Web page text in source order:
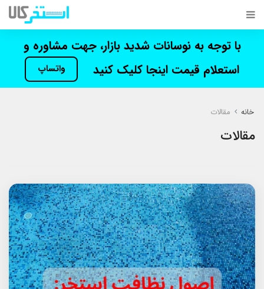
با توجه به نوسانات شدید بازار، جهت مشاوره و
استعلام قیمت اینجا کلیک کنید
واتساپ
خانه مقالات
مقالات